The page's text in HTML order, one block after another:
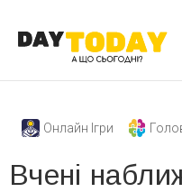
Онлайн Ігри
Вчені